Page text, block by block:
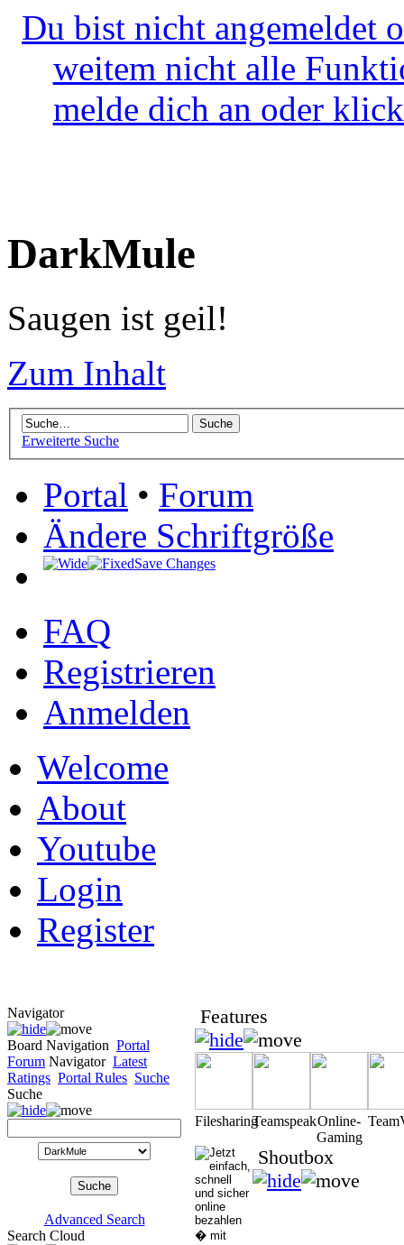
Du bist nicht angemeldet
weitem nicht alle
melde dich an oder
DarkMule
Saugen ist geil!
Zum Inhalt
Erweiterte Suche
Portal • Forum
Ändere Schriftgröße
Save Changes
FAQ
Registrieren
Anmelden
Welcome
About
Youtube
Login
Register
Navigator
Board Navigation Portal
Forum Navigator Latest
Ratings Portal Rules Suche
Suche
Advanced Search
Search Cloud
Features
FilesharingTeamspeakOnline-
Gaming
Shoutbox